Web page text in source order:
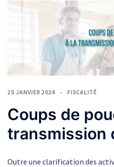
25 JANVIER 2024 FISCALITÉ
Coups de
transmission
Outre une clarification des